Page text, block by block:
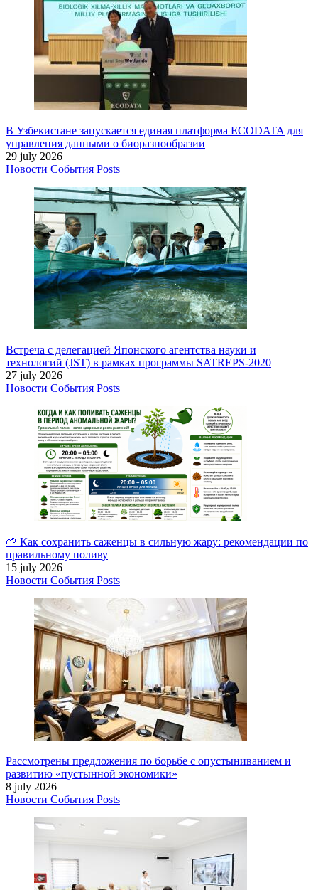
В Узбекистане запускается единая платформа ECODATA для
управления данными о биоразнообразии
29 july 2026
Новости События Posts
Встреча с делегацией Японского агентства науки и
технологий (JST) в рамках программы SATREPS-2020
27 july 2026
Новости События Posts
🌱 Как сохранить саженцы в сильную жару: рекомендации по
правильному поливу
15 july 2026
Новости События Posts
Рассмотрены предложения по борьбе с опустыниванием и
развитию «пустынной экономики»
8 july 2026
Новости События Posts